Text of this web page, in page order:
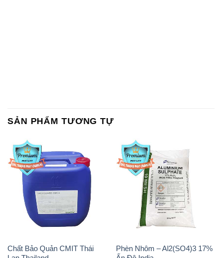
SẢN PHẨM TƯƠNG TỰ
Chất Bảo Quản CMIT Thái
Phèn Nhôm – Al2(SO4)3 17%